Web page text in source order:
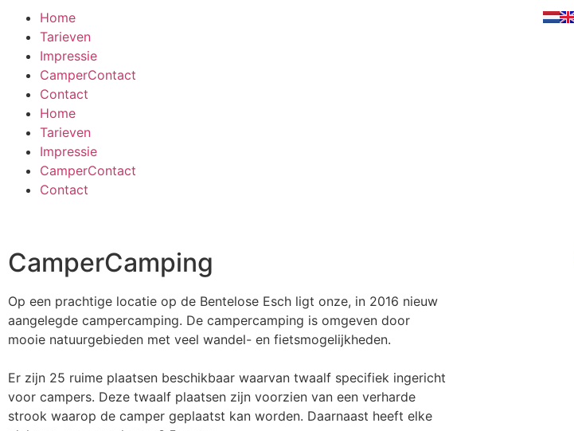
Home
Tarieven
Impressie
CamperContact
Contact
Home
Tarieven
Impressie
CamperContact
Contact
CamperCamping
Op een prachtige locatie op de Bentelose Esch ligt onze, in 2016 nieuw
aangelegde campercamping. De campercamping is omgeven door
mooie natuurgebieden met veel wandel- en fietsmogelijkheden.
Er zijn 25 ruime plaatsen beschikbaar waarvan twaalf specifiek ingericht
voor campers. Deze twaalf plaatsen zijn voorzien van een verharde
strook waarop de camper geplaatst kan worden. Daarnaast heeft elke